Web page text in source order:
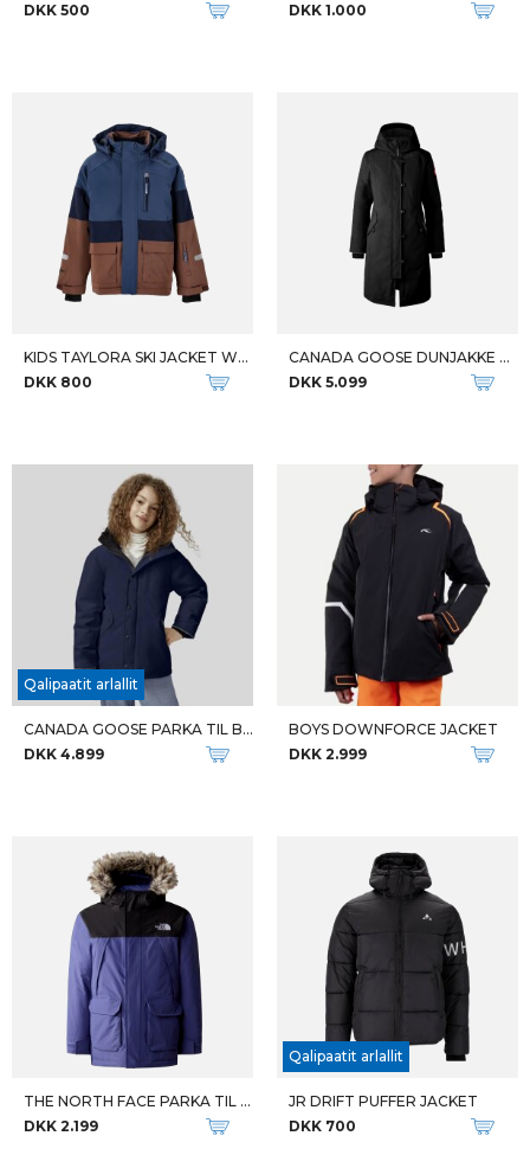
DKK 500 DKK 1.000
KIDS TAYLORA SKI JACKET W-PRO
DKK 800
CANADA GOOSE DUNJAKKE TIL BØRN Y BRITTANIA PARKA
DKK 5.099
Qalipaatit arlallit
CANADA GOOSE PARKA TIL BØRN Y LOGAN PARKA
DKK 4.899
BOYS DOWNFORCE JACKET
DKK 2.999
THE NORTH FACE PARKA TIL BØRN B MCMURDO PARKA
DKK 2.199
Qalipaatit arlallit
JR DRIFT PUFFER JACKET
DKK 700